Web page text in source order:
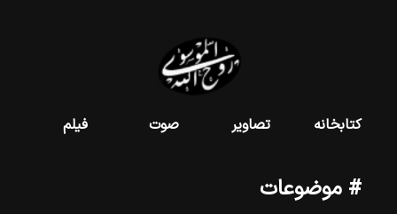
کتابخانه تصاویر صوت فیلم
# موضوعات